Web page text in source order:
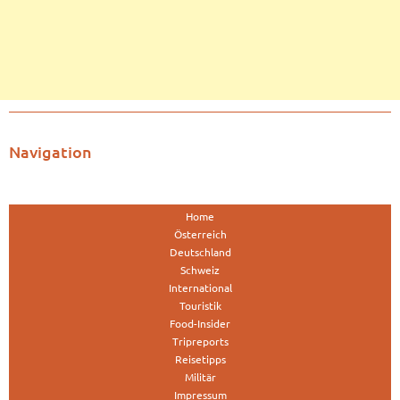
Navigation
Home
Österreich
Deutschland
Schweiz
International
Touristik
Food-Insider
Tripreports
Reisetipps
Militär
Impressum